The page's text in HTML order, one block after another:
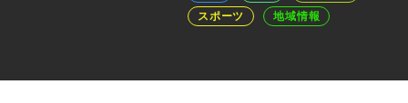
スポーツ
地域情報